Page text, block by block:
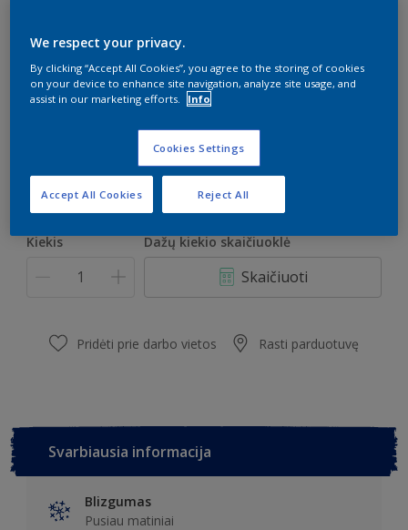
“du viename” – gruntas ir dažai kartu
H1.18.84
0.5
Kiekis Dažų kiekio skaičiuoklė
Skaičiuoti
Pridėti prie darbo vietos Rasti parduotuvę
Svarbiausia informacija
Blizgumas
Pusiau matiniai
We respect your privacy.
By clicking “Accept All Cookies”, you agree to the storing of cookies
on your device to enhance site navigation, analyze site usage, and
assist in our marketing efforts.
Info
Cookies Settings
Reject All
Accept All Cookies